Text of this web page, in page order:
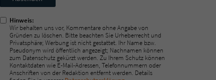
ausfüllen!
Hinweis:
Wir behalten uns vor, Kommentare ohne Angabe von
Gründen zu löschen. Bitte beachten Sie Urheberrecht und
Privatsphäre; Werbung ist nicht gestattet. Ihr Name bzw.
Pseudonym wird öffentlich angezeigt; Nachnamen können
zum Datenschutz gekürzt werden. Zu Ihrem Schutz können
Kontaktdaten wie E-Mail-Adressen, Telefonnummern oder
Anschriften von der Redaktion entfernt werden. Details